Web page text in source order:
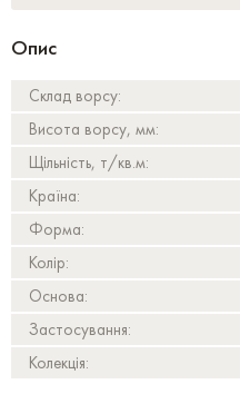
Опис
Склад ворсу:
Висота ворсу, мм:
Щільність, т/кв.м:
Країна:
Форма:
Колір:
Основа:
Застосування:
Колекція: